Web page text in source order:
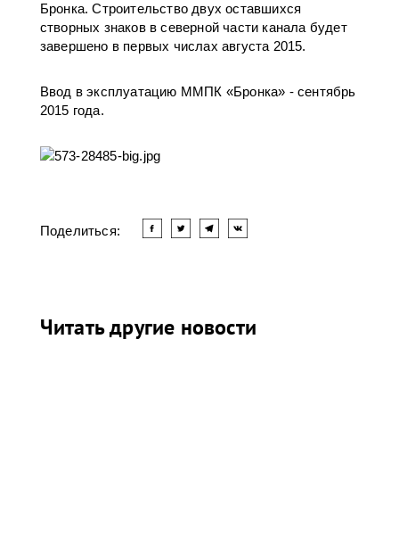
Бронка. Строительство двух оставшихся
створных знаков в северной части канала будет
завершено в первых числах августа 2015.
Ввод в эксплуатацию ММПК «Бронка» - сентябрь
2015 года.
Поделиться:
Читать другие новости